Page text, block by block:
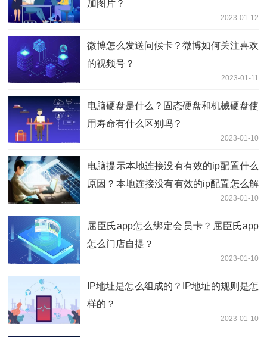
加图片？
2023-01-12
微博怎么发送问候卡？微博如何关注喜欢
的视频号？
2023-01-11
电脑硬盘是什么？固态硬盘和机械硬盘使
用寿命有什么区别吗？
2023-01-10
电脑提示本地连接没有有效的ip配置什么
原因？本地连接没有有效的ip配置怎么解
2023-01-10
屈臣氏app怎么绑定会员卡？屈臣氏app
怎么门店自提？
2023-01-10
IP地址是怎么组成的？IP地址的规则是怎
样的？
2023-01-10